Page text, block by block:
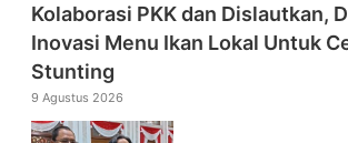
Kolaborasi PKK dan Dislautkan,
Inovasi Menu Ikan Lokal Untuk
Stunting
9 Agustus 2026